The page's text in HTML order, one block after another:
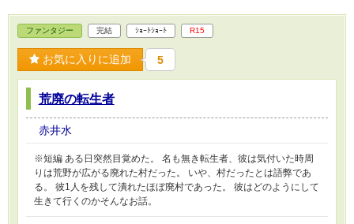
ファンタジー 完結 ｼｮｰﾄｼｮｰﾄ R15
お気に入りに追加 5
荒廃の転生者
赤井水
※短編 ある日突然目覚めた。 名も無き転生者、彼は気付いた時周
りは荒野が広がる廃れた村だった。 いや、村だったとは語弊であ
る。 彼1人を残して潰れたほぼ廃村であった。 彼はどのようにして
生きて行くのかそんなお話。